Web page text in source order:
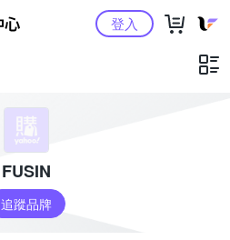
Yahoo購物中心登入
FUSIN
追蹤品牌